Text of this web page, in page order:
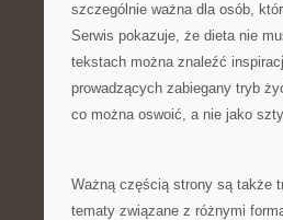
szczególnie ważna dla osób,
Serwis pokazuje, że dieta nie
tekstach można znaleźć
prowadzących zabiegany tryb
co można oswoić, a nie jako
Ważną częścią strony są także
tematy związane z różnymi